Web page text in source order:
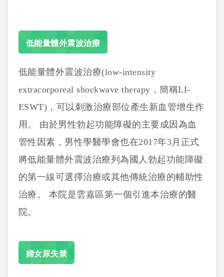
低能量體外震波治療
低能量體外震波治療(low-intensity
extracorporeal shockwave therapy，簡稱LI-
ESWT)，可以刺激治療部位產生新血管增生作
用。 由於男性勃起功能障礙的主要成因為血
管性因素，男性學醫學會也在2017年3月正式
將低能量體外震波治療列為國人勃起功能障礙
的第一線可選擇治療或其他傳統治療的輔助性
治療。 本院是雲嘉區第一個引進本治療的醫
院。
婦女尿失禁